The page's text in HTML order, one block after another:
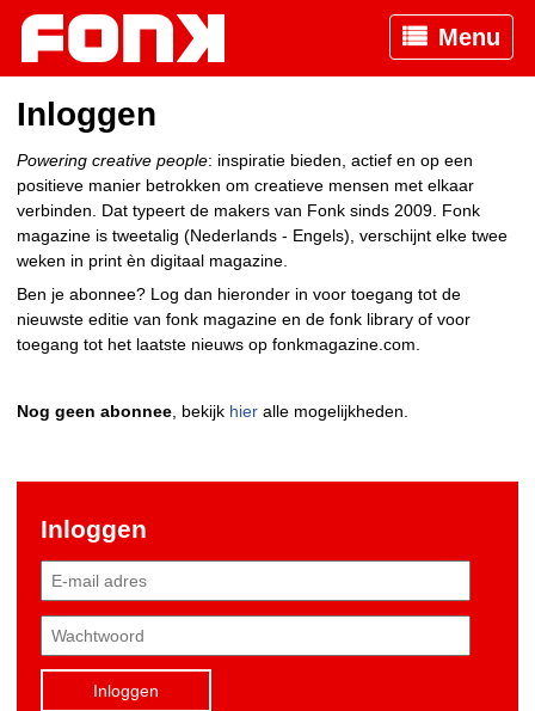
Menu
Inloggen
Powering creative people: inspiratie bieden, actief en op een
positieve manier betrokken om creatieve mensen met elkaar
verbinden. Dat typeert de makers van Fonk sinds 2009. Fonk
magazine is tweetalig (Nederlands - Engels), verschijnt elke twee
weken in print èn digitaal magazine.
Ben je abonnee? Log dan hieronder in voor toegang tot de
nieuwste editie van fonk magazine en de fonk library of voor
toegang tot het laatste nieuws op fonkmagazine.com.
Nog geen abonnee , bekijk hier alle mogelijkheden.
Inloggen
Inloggen